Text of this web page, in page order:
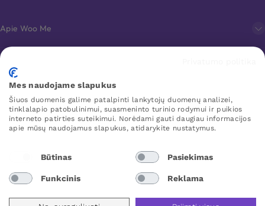
Apie Woo Me
Klientų aptarnavimas
Mėgstamiausi
WOO ME
Mes naudojame slapukus
Šiuos duomenis galime patalpinti lankytojų duomenų analizei,
tinklalapio patobulinimui, suasmeninto turinio rodymui ir puikios
interneto patirties suteikimui. Norėdami gauti daugiau informacijos
apie mūsų naudojamus slapukus, atidarykite nustatymus.
Būtinas Pasiekimas
Funkcinis Reklama